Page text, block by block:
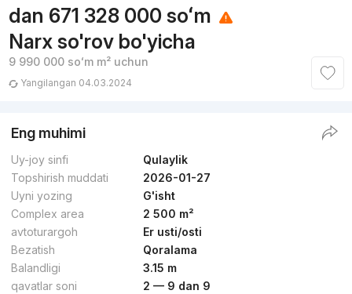
dan 671 328 000 soʻm
Narx so'rov bo'yicha
9 990 000 soʻmm² uchun
Yangilangan 04.03.2024
Eng muhimi
Uy-joy sinfi
Qulaylik
Topshirish muddati
2026-01-27
Uyni yozing
G'isht
Complex area
2 500 m²
avtoturargoh
Er usti/osti
Bezatish
Qoralama
Balandligi
3.15 m
qavatlar soni
2 — 9 dan 9